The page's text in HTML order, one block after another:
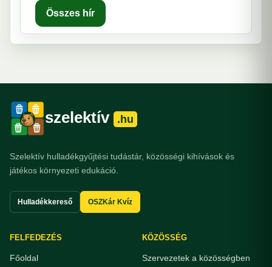
Összes hír
szelektív .hu
Szelektív hulladékgyűjtési tudástár, közösségi kihívások és
játékos környezeti edukáció.
Hulladékkereső OSZKár Kvíz
FELFEDEZÉS
Főoldal
KÖZÖSSÉG
Szervezetek a közösségben